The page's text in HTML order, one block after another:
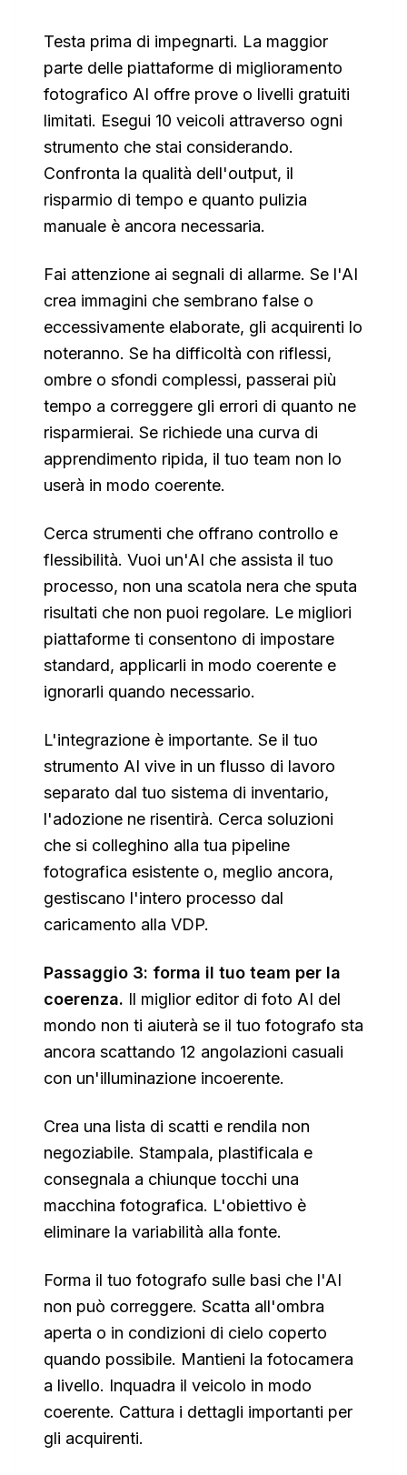
Testa prima di impegnarti. La maggior
parte delle piattaforme di miglioramento
fotografico AI offre prove o livelli gratuiti
limitati. Esegui 10 veicoli attraverso ogni
strumento che stai considerando.
Confronta la qualità dell'output, il
risparmio di tempo e quanto pulizia
manuale è ancora necessaria.
Fai attenzione ai segnali di allarme. Se l'AI
crea immagini che sembrano false o
eccessivamente elaborate, gli acquirenti lo
noteranno. Se ha difficoltà con riflessi,
ombre o sfondi complessi, passerai più
tempo a correggere gli errori di quanto ne
risparmierai. Se richiede una curva di
apprendimento ripida, il tuo team non lo
userà in modo coerente.
Cerca strumenti che offrano controllo e
flessibilità. Vuoi un'AI che assista il tuo
processo, non una scatola nera che sputa
risultati che non puoi regolare. Le migliori
piattaforme ti consentono di impostare
standard, applicarli in modo coerente e
ignorarli quando necessario.
L'integrazione è importante. Se il tuo
strumento AI vive in un flusso di lavoro
separato dal tuo sistema di inventario,
l'adozione ne risentirà. Cerca soluzioni
che si colleghino alla tua pipeline
fotografica esistente o, meglio ancora,
gestiscano l'intero processo dal
caricamento alla VDP.
Passaggio 3: forma il tuo team per la
coerenza. Il miglior editor di foto AI del
mondo non ti aiuterà se il tuo fotografo sta
ancora scattando 12 angolazioni casuali
con un'illuminazione incoerente.
Crea una lista di scatti e rendila non
negoziabile. Stampala, plastificala e
consegnala a chiunque tocchi una
macchina fotografica. L'obiettivo è
eliminare la variabilità alla fonte.
Forma il tuo fotografo sulle basi che l'AI
non può correggere. Scatta all'ombra
aperta o in condizioni di cielo coperto
quando possibile. Mantieni la fotocamera
a livello. Inquadra il veicolo in modo
coerente. Cattura i dettagli importanti per
gli acquirenti.